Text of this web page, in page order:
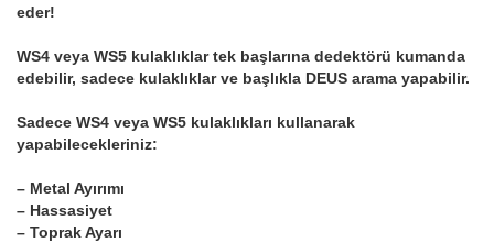
eder!
WS4 veya WS5 kulaklıklar tek başlarına dedektörü kumanda
edebilir, sadece kulaklıklar ve başlıkla DEUS arama yapabilir.
Sadece WS4 veya WS5 kulaklıkları kullanarak
yapabilecekleriniz:
– Metal Ayırımı
– Hassasiyet
– Toprak Ayarı